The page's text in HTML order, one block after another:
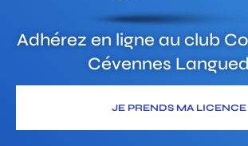
Adhérez en ligne au club
Cévennes
JE PRENDS MA LICENCE